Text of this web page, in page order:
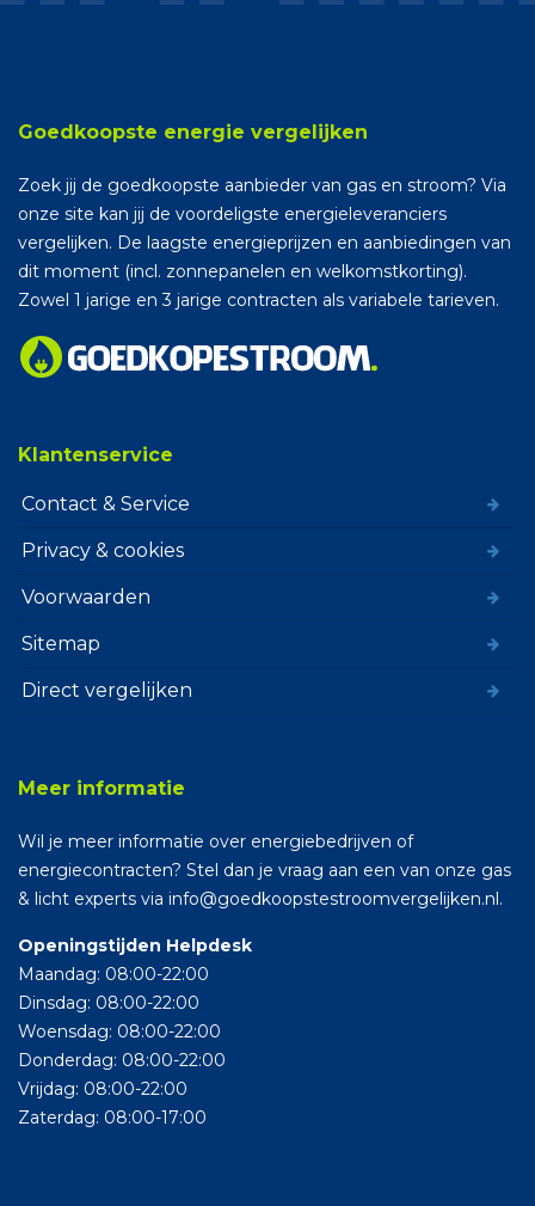
Goedkoopste energie vergelijken
Zoek jij de goedkoopste aanbieder van gas en stroom? Via
onze site kan jij de voordeligste energieleveranciers
vergelijken. De laagste energieprijzen en aanbiedingen van
dit moment (incl. zonnepanelen en welkomstkorting).
Zowel 1 jarige en 3 jarige contracten als variabele tarieven.
Klantenservice
Contact & Service
Privacy & cookies
Voorwaarden
Sitemap
Direct vergelijken
Meer informatie
Wil je meer informatie over energiebedrijven of
energiecontracten? Stel dan je vraag aan een van onze gas
& licht experts via info@goedkoopstestroomvergelijken.nl.
Openingstijden Helpdesk
Maandag: 08:00-22:00
Dinsdag: 08:00-22:00
Woensdag: 08:00-22:00
Donderdag: 08:00-22:00
Vrijdag: 08:00-22:00
Zaterdag: 08:00-17:00